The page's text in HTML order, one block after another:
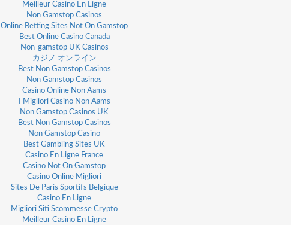
Meilleur Casino En Ligne
Non Gamstop Casinos
Online Betting Sites Not On Gamstop
Best Online Casino Canada
Non-gamstop UK Casinos
カジノ オンライン
Best Non Gamstop Casinos
Non Gamstop Casinos
Casino Online Non Aams
I Migliori Casino Non Aams
Non Gamstop Casinos UK
Best Non Gamstop Casinos
Non Gamstop Casino
Best Gambling Sites UK
Casino En Ligne France
Casino Not On Gamstop
Casino Online Migliori
Sites De Paris Sportifs Belgique
Casino En Ligne
Migliori Siti Scommesse Crypto
Meilleur Casino En Ligne